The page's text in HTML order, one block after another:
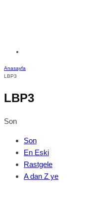
Anasayfa
LBP3
LBP3
Son
Son
En Eski
Rastgele
A dan Z ye